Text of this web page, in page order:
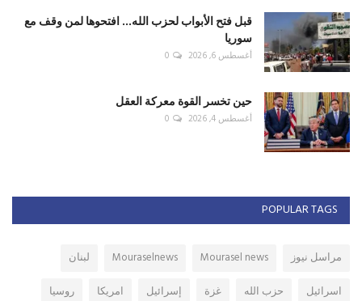
قبل فتح الأبواب لحزب الله... افتحوها لمن وقف مع
سوريا
أغسطس 6, 2026 0
حين تخسر القوة معركة العقل
أغسطس 4, 2026 0
POPULAR TAGS
مراسل نيوز Mourasel news
Mouraselnews
لبنان
اسرائيل
حزب الله غزة إسرائيل امريكا
روسيا